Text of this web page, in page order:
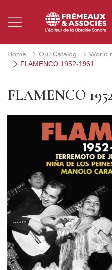
Home Our Catalog World
FLAMENCO 1952-1961
FLAMENCO